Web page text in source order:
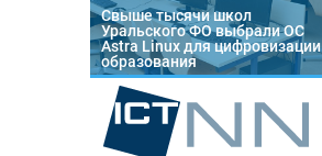
Свыше тысячи школ
Уральского ФО выбрали ОС
Astra Linux для цифровизации
образования